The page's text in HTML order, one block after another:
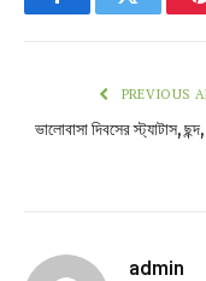
FacebookTwitter
PREVIOUS
ভালোবাসা দিবসের স্ট্যাটাস,
admin